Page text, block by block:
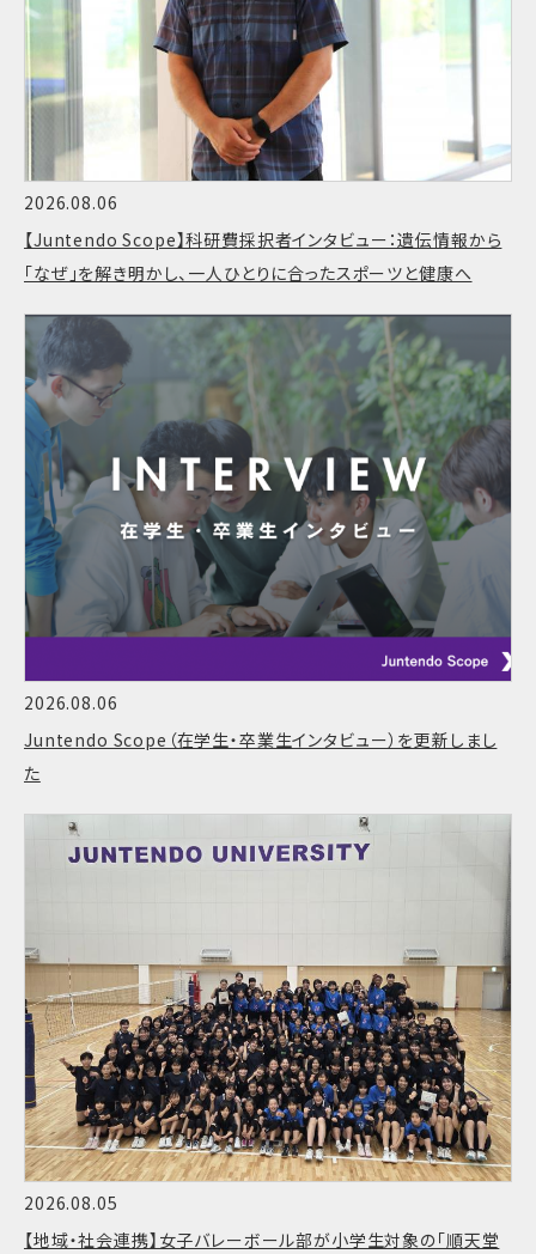
2026.08.06
【Juntendo Scope】科研費採択者インタビュー：遺伝情報から
「なぜ」を解き明かし、一人ひとりに合ったスポーツと健康へ
2026.08.06
Juntendo Scope（在学生・卒業生インタビュー）を更新しまし
た
2026.08.05
【地域・社会連携】女子バレーボール部が小学生対象の「順天堂